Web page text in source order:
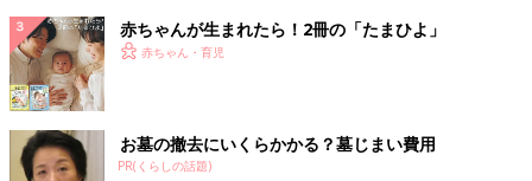
赤ちゃんが生まれたら！2冊の「たまひよ」
赤ちゃん・育児
お墓の撤去にいくらかかる？墓じまい費用
PR(くらしの話題)